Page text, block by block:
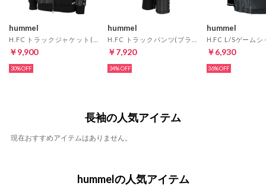
hummel
￥9,900
30%
hummel
￥7,920
34%
hummel
￥6,930
36%
長袖の人気アイテム
現在おすすめアイテムはありません。
hummelの人気アイテム